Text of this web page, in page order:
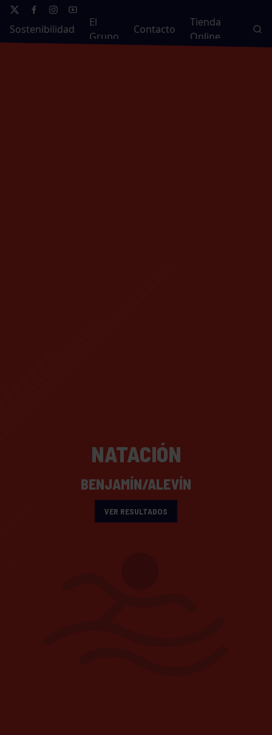
Sostenibilidad
El
Grupo
Contacto
Tienda
Online
NATACIÓN
BENJAMÍN/ALEVÍN
VER RESULTADOS